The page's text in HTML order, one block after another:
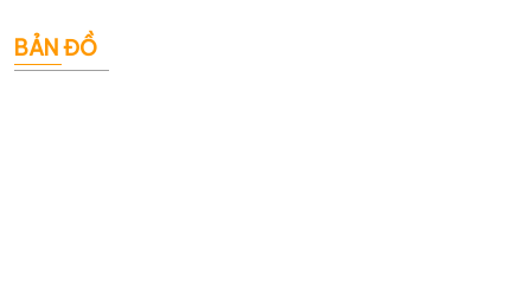
BẢN ĐỒ